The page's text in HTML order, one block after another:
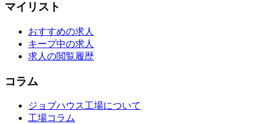
マイリスト
おすすめの求人
キープ中の求人
求人の閲覧履歴
コラム
ジョブハウス工場について
工場コラム